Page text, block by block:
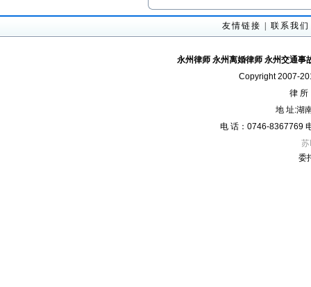
友情链接 联系我们
永州律师 永州离婚律师 永州交通事
Copyright 2007-
律 所
地 址:湖
电 话：0746-8367769
委